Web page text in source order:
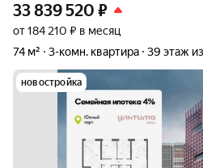
33 839 520 ₽
от 184 210 ₽ в месяц
74 м²
3-комн. квартира 39 этаж из
новостройка